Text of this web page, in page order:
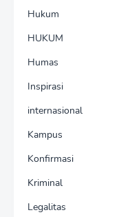
Hukum
HUKUM
Humas
Inspirasi
internasional
Kampus
Konfirmasi
Kriminal
Legalitas